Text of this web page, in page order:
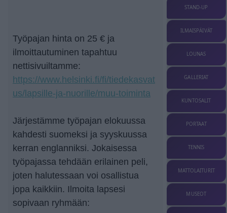
Työpajan hinta on 25 € ja
ilmoittautuminen tapahtuu
nettisivuiltamme:
https://www.helsinki.fi/fi/tiedekasvat
us/lapsille-ja-nuorille/muu-toiminta
Järjestämme työpajan elokuussa
kahdesti suomeksi ja syyskuussa
kerran englanniksi. Jokaisessa
työpajassa tehdään erilainen peli,
joten halutessaan voi osallistua
jopa kaikkiin. Ilmoita lapsesi
sopivaan ryhmään:
STAND-UP
ILMAISPÄIVÄT
LOUNAS
GALLERIAT
KUNTOSALIT
PORTAAT
TENNIS
MATTOLAITURIT
MUSEOT